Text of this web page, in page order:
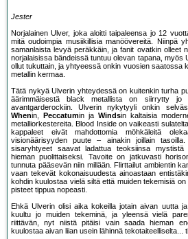
Jester
Norjalainen Ulver, joka aloitti taipaleensa jo 12
mitä oudoimpia musiikillisia manöövereitä. Niinpä
samanlaista levyä peräkkäin, ja fanit ovatkin olleet
norjalaisissa bändeissä tuntuu olevan tapana, myös
ollut tukuttain, ja yhtyeessä onkin vuosien saatossa
metallin kermaa.
Tätä nykyä Ulverin yhteydessä on kuitenkin turha
äärimmäisestä black metallista on siirrytty jo
avantgarderockiin. Ulverin nykytyyli onkin
Whenin, Peccatumin ja Windsin kaltaisia
metalliorkestereita. Blood Inside on vaikeasti
kappaleet eivät mahdottomia möhkäleitä
visionäärisyyden puute – ainakin joillain
sisaryhtyeet saavat ladattua teoksiinsa
hieman puolittaiseksi. Tavoite on jatkuvasti
tunnuta pääsevän niin millään. Flirttailut ambientin
vaan tekevät kokonaisuudesta ainoastaan
kohdin kuulostaa vielä siltä että muiden tekemisiä
pisteet tippua nopeasti.
Ehkä Ulverin olisi aika kokeilla jotain aivan uutta
kuultu jo muiden tekeminä, ja yleensä vielä
riittävän, nyt niistä pitäisi vain saada hieman
kuulostaa aivan liian usein lähinnä tekotaiteelliselta...